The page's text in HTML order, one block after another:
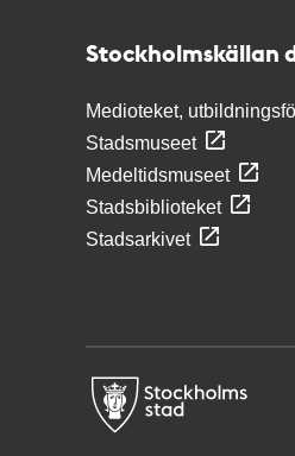
Stockholmskällan
Medioteket,
Stadsmuseet
Medeltidsmuseet
Stadsbiblioteket
Stadsarkivet